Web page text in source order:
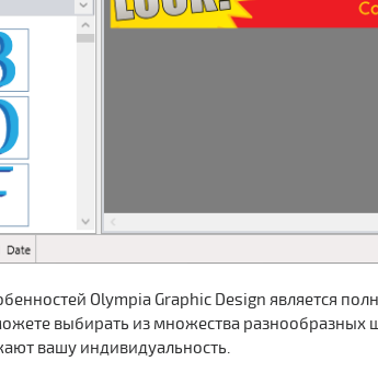
Olympia Graphic Design является
выбирать из множества разнообразных
вашу индивидуальность.